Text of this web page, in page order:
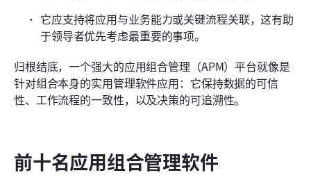
它应支持将应用与业务能力或关键流程关联，这有助
于领导者优先考虑最重要的事项。
归根结底，一个强大的应用组合管理（APM）平台就像是
针对组合本身的实用管理软件应用：它保持数据的可信
性、工作流程的一致性，以及决策的可追溯性。
前十名应用组合管理软件